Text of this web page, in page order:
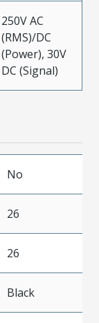
250V AC
(RMS)/DC
(Power), 30V
DC (Signal)
No
26
26
Black